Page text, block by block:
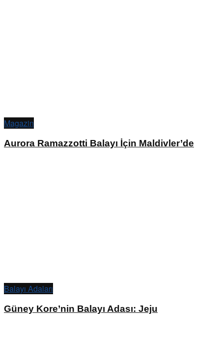
Magazin
Aurora Ramazzotti Balayı İçin Maldivler’de
Balayı Adaları
Güney Kore’nin Balayı Adası: Jeju